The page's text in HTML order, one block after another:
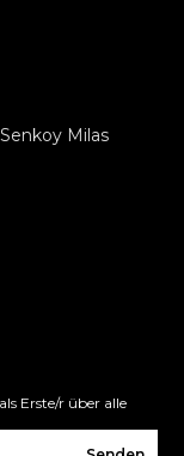
Milas
Erste/r über alle